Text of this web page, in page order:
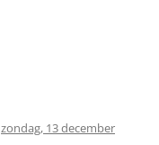
zondag, 13 december